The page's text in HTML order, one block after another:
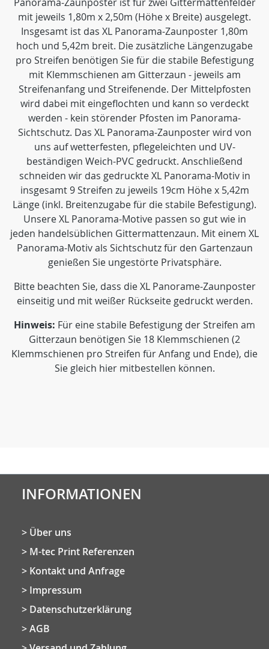
mit jeweils 1,80m x 2,50m (Höhe x Breite) ausgelegt.
Insgesamt ist das XL Panorama-Zaunposter 1,80m
hoch und 5,42m breit. Die zusätzliche Längenzugabe
pro Streifen benötigen Sie für die stabile Befestigung
mit Klemmschienen am Gitterzaun - jeweils am
Streifenanfang und Streifenende. Der Mittelpfosten
wird dabei mit eingeflochten und kann so verdeckt
werden - kein störender Pfosten im Panorama-
Sichtschutz. Das XL Panorama-Zaunposter wird von
uns auf wetterfesten, pflegeleichten und UV-
beständigen Weich-PVC gedruckt. Anschließend
schneiden wir das gedruckte XL Panorama-Motiv in
insgesamt 9 Streifen zu jeweils 19cm Höhe x 5,42m
Länge (inkl. Breitenzugabe für die stabile Befestigung).
Unsere XL Panorama-Motive passen so gut wie in
jeden handelsüblichen Gittermattenzaun. Mit einem XL
Panorama-Motiv als Sichtschutz für den Gartenzaun
genießen Sie ungestörte Privatsphäre.
Bitte beachten Sie, dass die XL Panorame-Zaunposter
einseitig und mit weißer Rückseite gedruckt werden.
Hinweis: Für eine stabile Befestigung der Streifen am
Gitterzaun benötigen Sie 18 Klemmschienen (2
Klemmschienen pro Streifen für Anfang und Ende), die
Sie gleich hier mitbestellen können.
INFORMATIONEN
Über uns
M-tec Print Referenzen
Kontakt und Anfrage
Impressum
Datenschutzerklärung
AGB